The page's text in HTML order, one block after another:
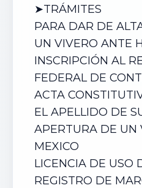
➤TRÁMITES
PARA DAR DE
UN VIVERO ANTE
INSCRIPCIÓN AL
FEDERAL DE
ACTA
EL APELLIDO DE
APERTURA DE UN
MEXICO
LICENCIA DE USO
REGISTRO DE